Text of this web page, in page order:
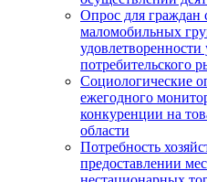
Опрос для граждан
маломобильных
потребительского
Социологические
ежегодного
конкуренции на
области
Потребность
предоставлении